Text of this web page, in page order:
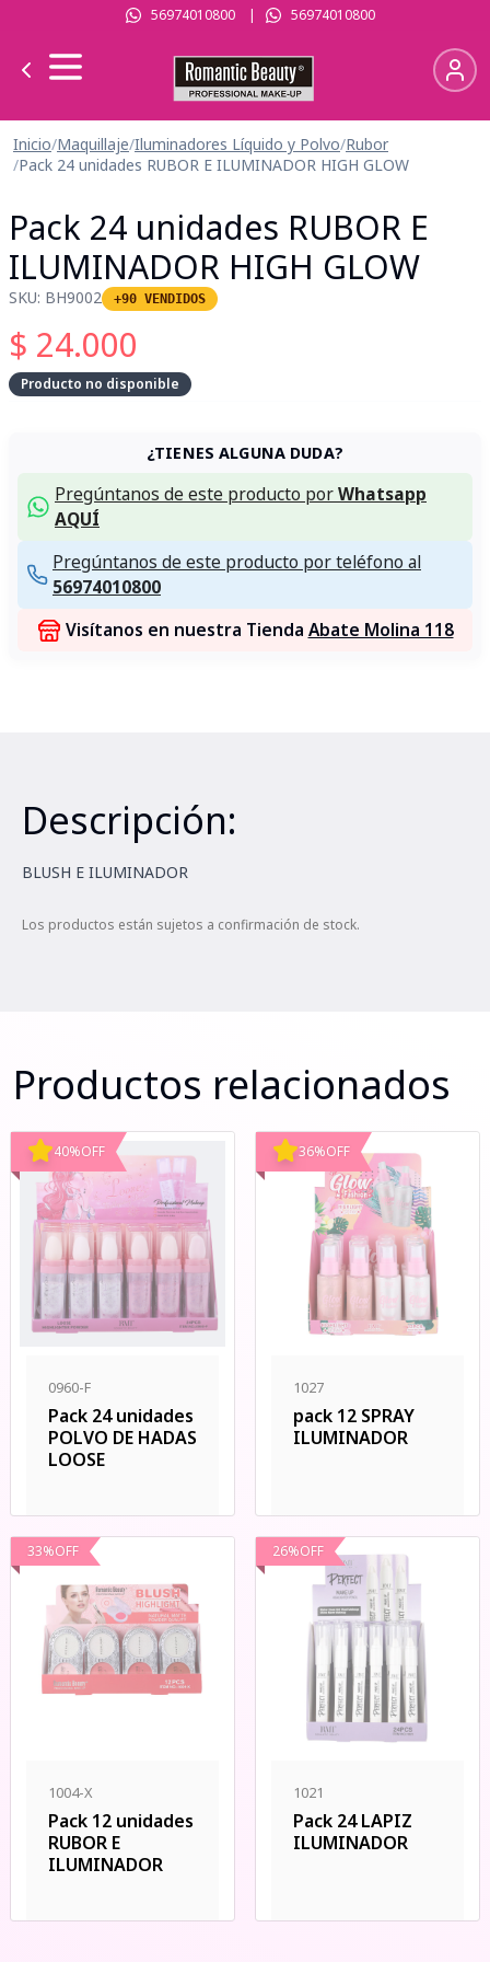
56974010800| 56974010800
Inicio/Maquillaje/Iluminadores Líquido y Polvo/Rubor
/Pack 24 unidades RUBOR E ILUMINADOR HIGH GLOW
Pack 24 unidades RUBOR E
ILUMINADOR HIGH GLOW
SKU: BH9002 +90 VENDIDOS
$ 24.000
Producto no disponible
¿TIENES ALGUNA DUDA?
Pregúntanos de este producto porWhatsapp
AQUÍ
Pregúntanos de este producto por teléfono al
56974010800
Visítanos en nuestra Tienda Abate Molina 118
Descripción:
BLUSH E ILUMINADOR
Los productos están sujetos a confirmación de stock.
Productos relacionados
40%OFF
0960-F
Pack 24 unidades
POLVO DE HADAS
LOOSE
36%OFF
1027
pack 12 SPRAY
ILUMINADOR
33%OFF
1004-X
Pack 12 unidades
RUBOR E
ILUMINADOR
26%OFF
1021
Pack 24 LAPIZ
ILUMINADOR